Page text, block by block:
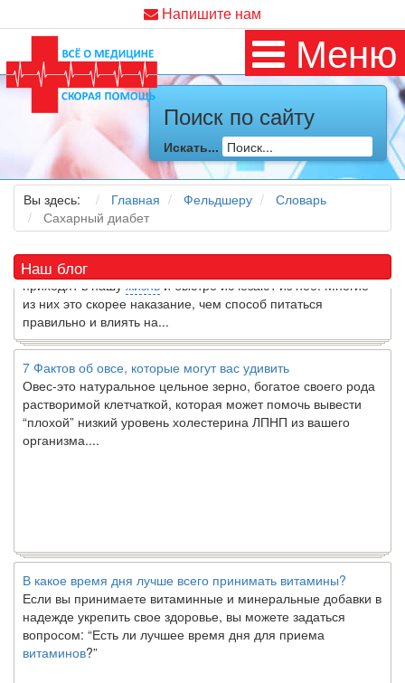
Напишите нам
Меню
Поиск по сайту
Искать...
Вы здесь: Главная Фельдшеру
Словарь
Сахарный диабет
Наш блог
Как я заболел во время локдауна?
Это странная ситуация: вы соблюдали все меры
предосторожности COVID-19 (вы почти все время дома),
но, тем не менее, вы каким-то образом простудились. Вы
можете задаться...
Какдиетолог, я вижу, что многие причудливые диеты
приходят в нашужизньи быстро исчезают из нее. Многие
из них это скорее наказание, чем способ питаться
правильно и влиять на...
7 Фактов об овсе, которые могут вас удивить
Овес-это натуральное цельное зерно, богатое своего рода
растворимой клетчаткой, которая может помочь вывести
“плохой” низкий уровень холестерина ЛПНП из вашего
организма....
В какое время дня лучше всего принимать витамины?
Если вы принимаете витаминные и минеральные добавки в
надежде укрепить свое здоровье, вы можете задаться
вопросом: “Есть ли лучшее время дня для приема
витаминов ?”